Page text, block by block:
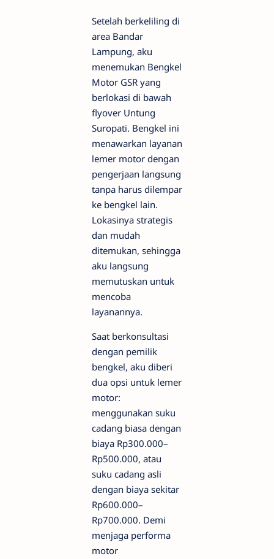
Setelah berkeliling di
area Bandar
Lampung, aku
menemukan Bengkel
Motor GSR yang
berlokasi di bawah
flyover Untung
Suropati. Bengkel ini
menawarkan layanan
lemer motor dengan
pengerjaan langsung
tanpa harus dilempar
ke bengkel lain.
Lokasinya strategis
dan mudah
ditemukan, sehingga
aku langsung
memutuskan untuk
mencoba
layanannya.
Saat berkonsultasi
dengan pemilik
bengkel, aku diberi
dua opsi untuk lemer
motor:
menggunakan suku
cadang biasa dengan
biaya Rp300.000–
Rp500.000, atau
suku cadang asli
dengan biaya sekitar
Rp600.000–
Rp700.000. Demi
menjaga performa
motor